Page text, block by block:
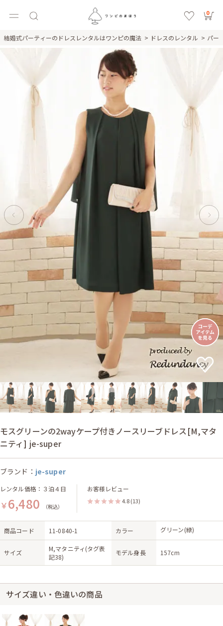
0
結婚式パーティーのドレスレンタルはワンピの魔法 ドレスのレンタル パー
モスグリーンの2wayケープ付きノースリーブドレス[M,マタ
ニティ] je-super
ブランド： je-super
レンタル価格：３泊４日
￥6,480 （税込）
お客様レビュー
4.8 (13)
商品コード 11-0840-1 カラー グリーン(緑)
サイズ
M,マタニティ(タグ表
記38)
モデル身長 157cm
サイズ違い・色違いの商品